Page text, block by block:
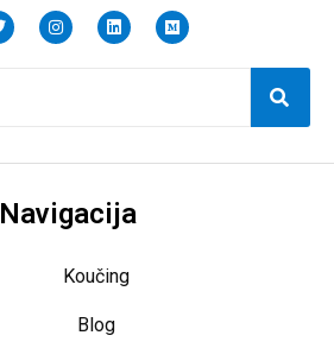
Navigacija
Koučing
Blog